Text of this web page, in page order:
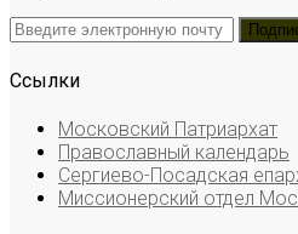
Ссылки
Московский Патриархат
Православный календарь
Сергиево-Посадская
Миссионерский отдел